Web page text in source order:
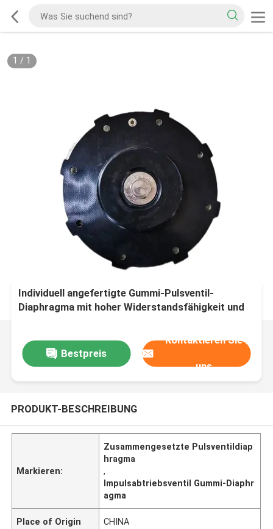
1 / 1
Individuell angefertigte Gummi-Pulsventil-
Diaphragma mit hoher Widerstandsfähigkeit und
Bestpreis
Kontaktieren Sie
uns
PRODUKT-BESCHREIBUNG
Markieren:
Zusammengesetzte Pulsventildiap
hragma
,
Impulsabtriebsventil Gummi-Diaphr
agma
Place of Origin CHINA